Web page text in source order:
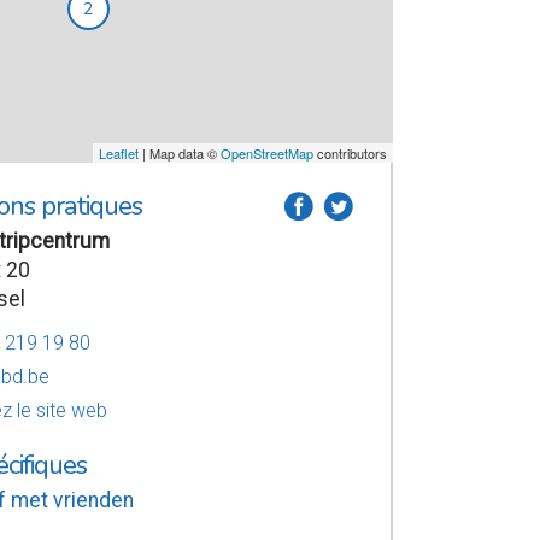
2
Leaflet | Map data ©OpenStreetMapcontributors
pratiques
20
a b
19 80
le site web
met vrienden